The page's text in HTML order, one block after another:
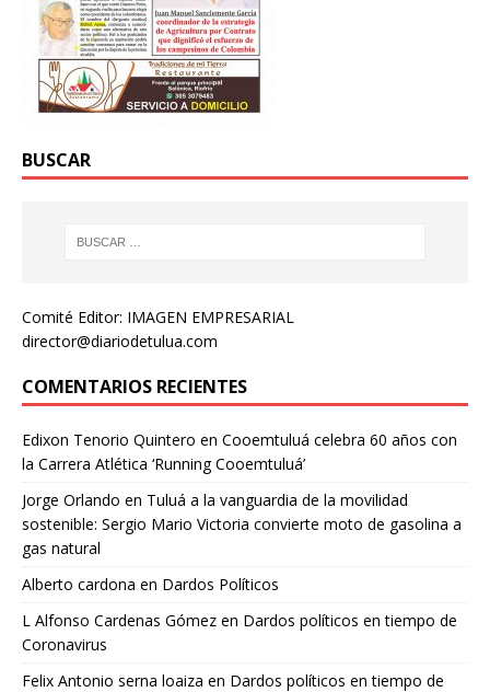
BUSCAR
Comité Editor: IMAGEN EMPRESARIAL
director@diariodetulua.com
COMENTARIOS RECIENTES
Edixon Tenorio Quintero en Cooemtuluá celebra 60 años con
la Carrera Atlética ‘Running Cooemtuluá’
Jorge Orlando en Tuluá a la vanguardia de la movilidad
sostenible: Sergio Mario Victoria convierte moto de gasolina a
gas natural
Alberto cardona en Dardos Políticos
L Alfonso Cardenas Gómez en Dardos políticos en tiempo de
Coronavirus
Felix Antonio serna loaiza en Dardos políticos en tiempo de